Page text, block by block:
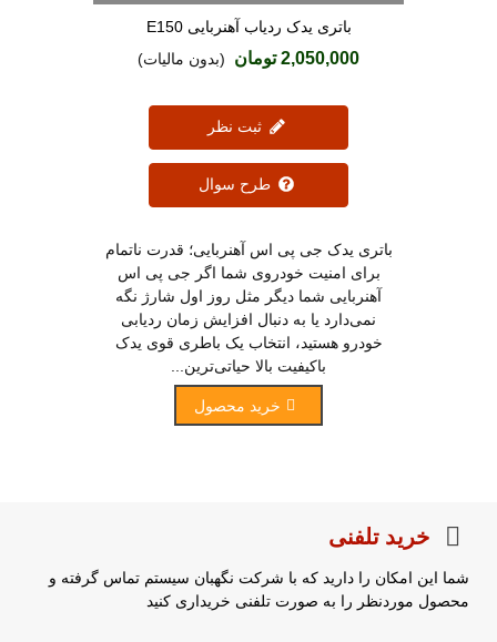
باتری یدک ردیاب آهنربایی E150
2,050,000 تومان (بدون مالیات)
ثبت نظر
طرح سوال
باتری یدک جی پی اس آهنربایی؛ قدرت ناتمام
برای امنیت خودروی شما اگر جی پی اس
آهنربایی شما دیگر مثل روز اول شارژ نگه
نمی‌دارد یا به دنبال افزایش زمان ردیابی
خودرو هستید، انتخاب یک باطری قوی یدک
باکیفیت بالا حیاتی‌ترین...
خرید محصول
خرید تلفنی
شما این امکان را دارید که با شرکت نگهبان سیستم تماس گرفته و
محصول موردنظر را به صورت تلفنی خریداری کنید